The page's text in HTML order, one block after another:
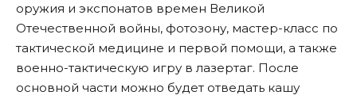
оружия и экспонатов времен Великой
Отечественной войны, фотозону, мастер-класс по
тактической медицине и первой помощи, а также
военно-тактическую игру в лазертаг. После
основной части можно будет отведать кашу